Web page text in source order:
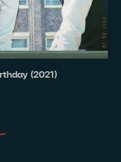
(2021)